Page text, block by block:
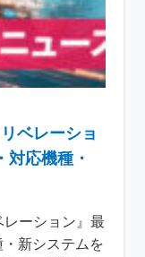
ベレーショ
対応機種・
レーション』最
新システムを